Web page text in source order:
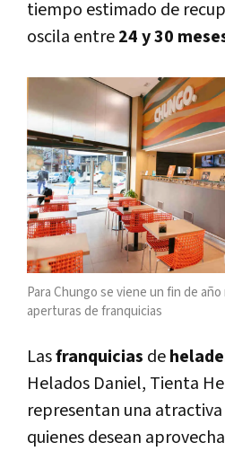
tiempo estimado de
oscila entre24 y 30
Para Chungo se viene un fin de
aperturas de franquicias
Lasfranquicias de
Helados Daniel, Tienta
representan una
quienes desean